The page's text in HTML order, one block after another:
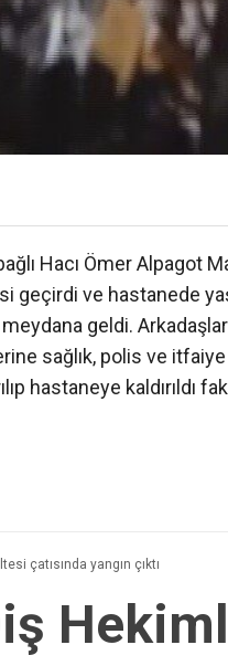
Hacı Ömer Alpagot
ve hastanede
geldi.
sağlık, polis ve
hastaneye kaldırıldı
çatısında yangın çıktı